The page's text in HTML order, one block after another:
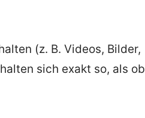
(z. B. Videos, Bilder,
sich exakt so, als ob